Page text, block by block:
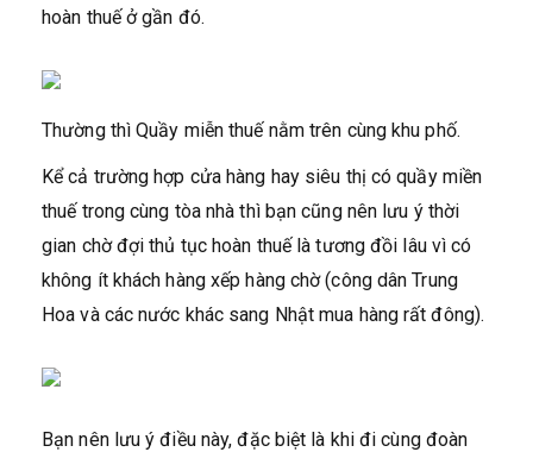
hoàn thuế ở gần đó.
Thường thì Quầy miễn thuế nằm trên cùng khu phố.
Kể cả trường hợp cửa hàng hay siêu thị có quầy miền
thuế trong cùng tòa nhà thì bạn cũng nên lưu ý thời
gian chờ đợi thủ tục hoàn thuế là tương đồi lâu vì có
không ít khách hàng xếp hàng chờ (công dân Trung
Hoa và các nước khác sang Nhật mua hàng rất đông).
Bạn nên lưu ý điều này, đặc biệt là khi đi cùng đoàn